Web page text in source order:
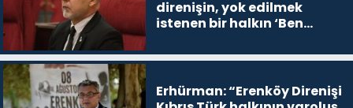
direnişin, yok edilmek
istenen bir halkın ‘Ben
devam edeceğim’ dediği
Erhürman: “Erenköy Direnişi